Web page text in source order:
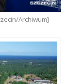
Archiwum]